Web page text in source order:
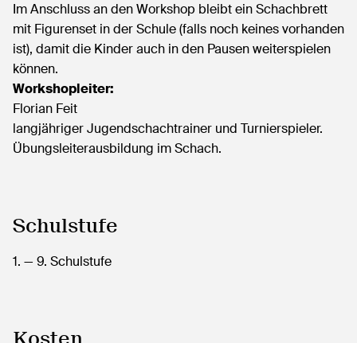
Im Anschluss an den Workshop bleibt ein Schachbrett
mit Figurenset in der Schule (falls noch keines vorhanden
ist), damit die Kinder auch in den Pausen weiterspielen
können.
Workshopleiter:
Florian Feit
langjähriger Jugendschachtrainer und Turnierspieler.
Übungsleiterausbildung im Schach.
Schulstufe
1. — 9. Schulstufe
Kosten